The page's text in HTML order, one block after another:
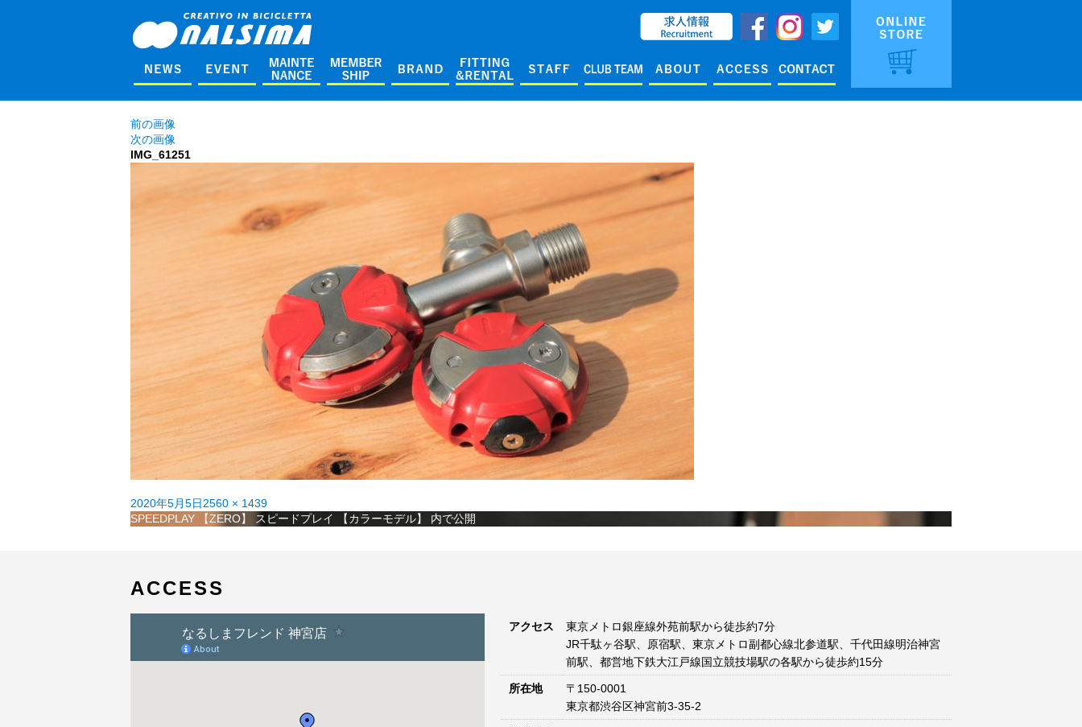
前の画像
次の画像
IMG_61251
投
稿
2020年5月5日フ
ル
2560 × 1439
投
ゲ
ー
SPEEDPLAY 【ZERO】 スピードプレイ 【カラーモデル】 内で公開
ACCESS
アクセス
東京メトロ銀座線外苑前駅から徒歩約7分
JR千駄ヶ谷駅、原宿駅、東京メトロ副都心線北参道駅、千代田線明治神宮
前駅、都営地下鉄大江戸線国立競技場駅の各駅から徒歩約15分
所在地
〒150-0001
東京都渋谷区神宮前3-35-2